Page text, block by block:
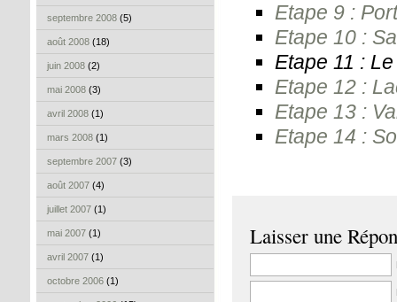
septembre 2008 (5)
août 2008 (18)
juin 2008 (2)
mai 2008 (3)
avril 2008 (1)
mars 2008 (1)
septembre 2007 (3)
août 2007 (4)
juillet 2007 (1)
mai 2007 (1)
avril 2007 (1)
octobre 2006 (1)
Etape 9 :
Etape 10 :
Etape 11 :
Etape 12 :
Etape 13 :
Etape 14 :
Laisser une